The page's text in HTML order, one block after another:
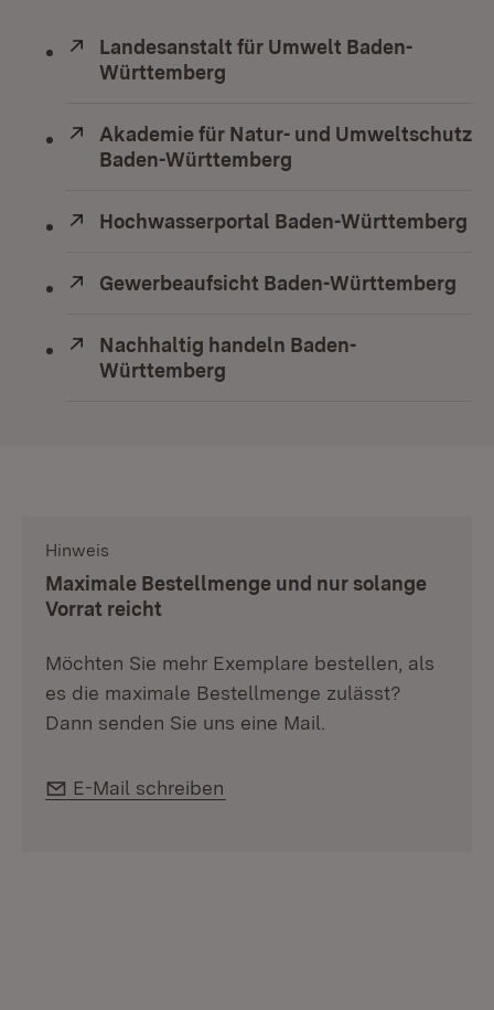
Extern:
Landesanstalt für Umwelt Baden-
Württemberg
Extern:
Akademie für Natur- und Umweltschutz
Baden-Württemberg
Extern:
Hochwasserportal Baden-Württemberg
Extern:
Gewerbeaufsicht Baden-Württemberg
Extern:
Nachhaltig handeln Baden-
Württemberg
Hinweis
Maximale Bestellmenge und nur solange
Vorrat reicht
Möchten Sie mehr Exemplare bestellen, als
es die maximale Bestellmenge zulässt?
Dann senden Sie uns eine Mail.
E-Mail:
E-Mail schreiben